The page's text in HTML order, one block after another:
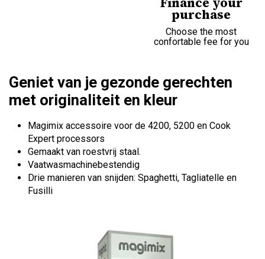
purchase
Choose the most
confortable fee for you
Geniet van je gezonde gerechten
met originaliteit en kleur
Magimix accessoire voor de 4200, 5200 en Cook
Expert processors
Gemaakt van roestvrij staal.
Vaatwasmachinebestendig
Drie manieren van snijden: Spaghetti, Tagliatelle en
Fusilli